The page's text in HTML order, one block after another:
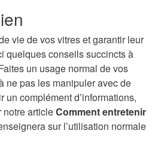
vie de vos vitres et garantir leur
quelques conseils succincts à
un usage normal de vos
ne pas les manipuler avec de
un complément d’informations,
notre articleComment entretenir
sur l’utilisation normale